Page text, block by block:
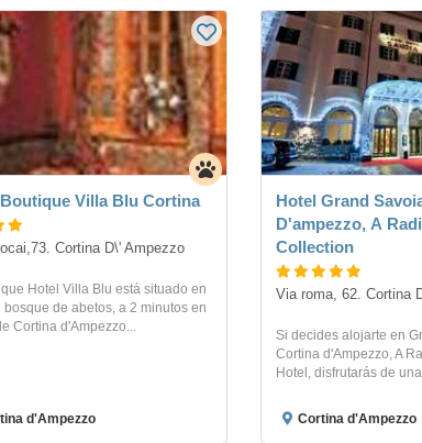
Villa Blu Cortina
Cortina D\' Ampezzo
Hotel Villa Blu está situado en
bosque de abetos, a 2 minutos en
Cortina d'Ampezzo...
d'Ampezzo
Hotel Grand Savoia Cortina
D'ampezzo, A
Collection
Via roma, 62. Cortina
Si decides alojarte en
Cortina d'Ampezzo, A
Hotel, disfrutarás de
Cortina d'Ampezzo